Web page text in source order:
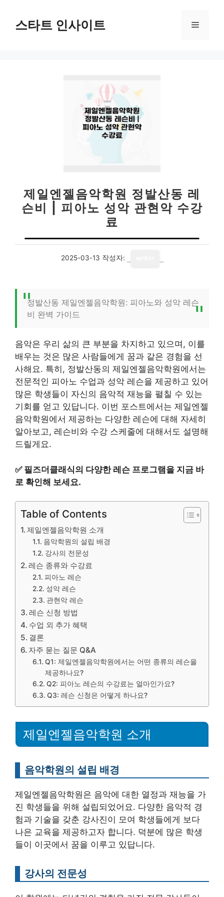
스타트 인사이트 메
제일엔젤음악학원 정발산동 레
슨비 | 피아노 성악 관현악 수강
료
2025-03-13 작성자:
정발산동 제일엔젤음악학원: 피아노와 성악 레슨
비 완벽 가이드
음악은 우리 삶의 큰 부분을 차지하고 있으며, 이를
배우는 것은 많은 사람들에게 꿈과 같은 경험을 선
사해요. 특히, 정발산동의 제일엔젤음악학원에서는
전문적인 피아노 수업과 성악 레슨을 제공하고 있어
많은 학생들이 자신의 음악적 재능을 펼칠 수 있는
기회를 얻고 있답니다. 이번 포스트에서는 제일엔젤
음악학원에서 제공하는 다양한 레슨에 대해 자세히
알아보고, 레슨비와 수강 스케줄에 대해서도 설명해
드릴게요.
✅ 필즈더클래식의 다양한 레슨 프로그램을 지금 바
로 확인해 보세요.
Table of Contents
제일엔젤음악학원 소개
음악학원의 설립 배경
강사의 전문성
레슨 종류와 수강료
피아노 레슨
성악 레슨
관현악 레슨
레슨 신청 방법
수업 외 추가 혜택
결론
자주 묻는 질문 Q&A
Q1: 제일엔젤음악학원에서는 어떤 종류의 레슨을
제공하나요?
Q2: 피아노 레슨의 수강료는 얼마인가요?
Q3: 레슨 신청은 어떻게 하나요?
제일엔젤음악학원 소개
음악학원의 설립 배경
제일엔젤음악학원은 음악에 대한 열정과 재능을 가
진 학생들을 위해 설립되었어요. 다양한 음악적 경
험과 기술을 갖춘 강사진이 모여 학생들에게 보다
나은 교육을 제공하고자 합니다. 덕분에 많은 학생
들이 이곳에서 꿈을 이루고 있답니다.
강사의 전문성